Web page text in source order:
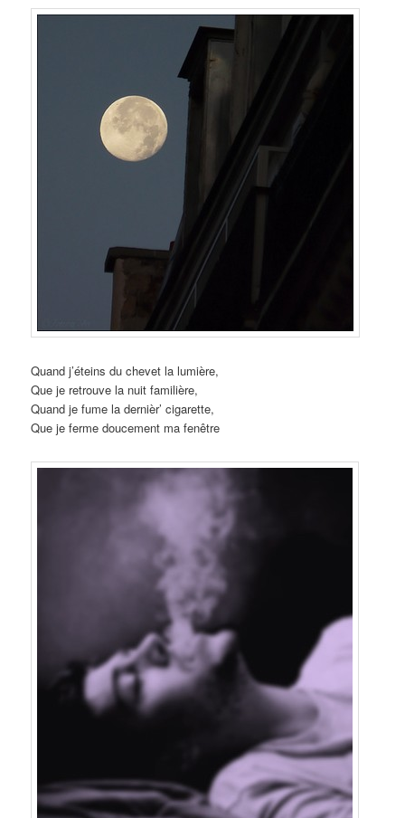
Quand j’éteins du chevet la lumière,
Que je retrouve la nuit familière,
Quand je fume la dernièr’ cigarette,
Que je ferme doucement ma fenêtre